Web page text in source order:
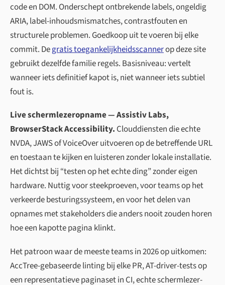
code en DOM. Onderschept ontbrekende labels, ongeldig
ARIA, label-inhoudsmismatches, contrastfouten en
structurele problemen. Goedkoop uit te voeren bij elke
commit. Degratis toegankelijkheidsscannerop deze site
gebruikt dezelfde familie regels. Basisniveau: vertelt
wanneer iets definitief kapot is, niet wanneer iets subtiel
fout is.
Live schermlezeropname — Assistiv Labs,
BrowserStack Accessibility. Clouddiensten die echte
NVDA, JAWS of VoiceOver uitvoeren op de betreffende URL
en toestaan te kijken en luisteren zonder lokale installatie.
Het dichtst bij “testen op het echte ding” zonder eigen
hardware. Nuttig voor steekproeven, voor teams op het
verkeerde besturingssysteem, en voor het delen van
opnames met stakeholders die anders nooit zouden horen
hoe een kapotte pagina klinkt.
Het patroon waar de meeste teams in 2026 op uitkomen:
AccTree-gebaseerde linting bij elke PR, AT-driver-tests op
een representatieve paginaset in CI, echte schermlezer-